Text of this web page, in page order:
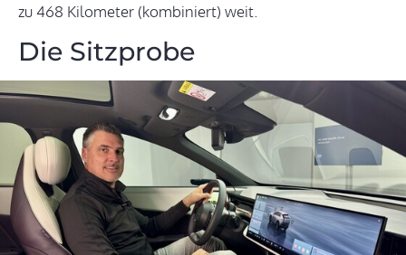
zu 468 Kilometer (kombiniert) weit.
Die Sitzprobe